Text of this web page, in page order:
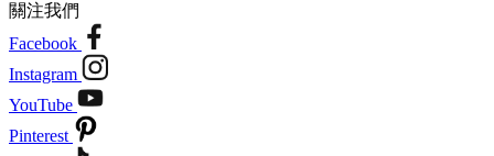
關注我們
Facebook
Instagram
YouTube
Pinterest